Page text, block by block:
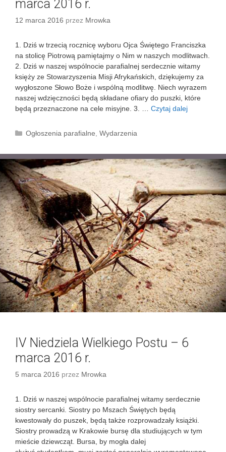
marca 2016 r.
12 marca 2016 przez Mrowka
1. Dziś w trzecią rocznicę wyboru Ojca Świętego Franciszka
na stolicę Piotrową pamiętajmy o Nim w naszych modlitwach.
2. Dziś w naszej wspólnocie parafialnej serdecznie witamy
księży ze Stowarzyszenia Misji Afrykańskich, dziękujemy za
wygłoszone Słowo Boże i wspólną modlitwę. Niech wyrazem
naszej wdzięczności będą składane ofiary do puszki, które
będą przeznaczone na cele misyjne. 3. … Czytaj dalej
z
i
e
l
a
W
i
e
l
k
i
e
g
o
P
t
c
K
t
e
g
o
r
i
e
Ogłoszenia parafialne ,Wydarzenia
IV Niedziela Wielkiego Postu – 6
marca 2016 r.
5 marca 2016 przez Mrowka
1. Dziś w naszej wspólnocie parafialnej witamy serdecznie
siostry sercanki. Siostry po Mszach Świętych będą
kwestowały do puszek, będą także rozprowadzały książki.
Siostry prowadzą w Krakowie bursę dla studiujących w tym
mieście dziewcząt. Bursa, by mogła dalej